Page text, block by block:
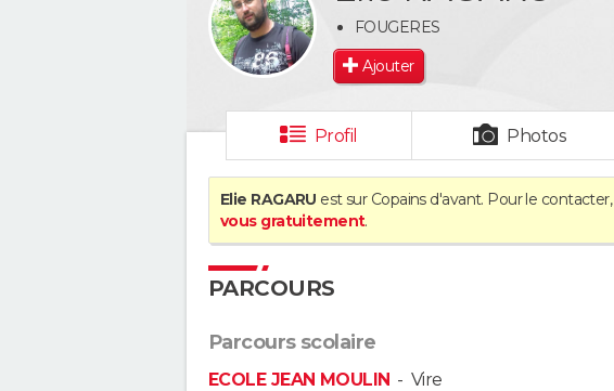
FOUGERES
Ajouter
Profil Photos
Elie RAGARU est sur Copains d'avant. Pour le contacter,
vous gratuitement.
PARCOURS
Parcours scolaire
ECOLE JEAN MOULIN - Vire